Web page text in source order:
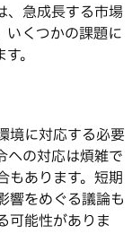
、急成長する市場
いくつかの課題に
。
境に対応する必要
への対応は煩雑で
もあります。短期
響をめぐる議論も
可能性がありま